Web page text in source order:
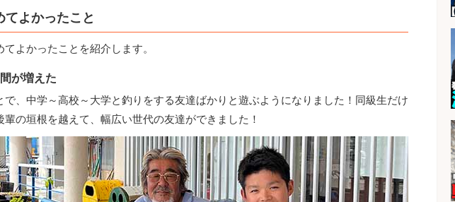
てよかったこと
てよかったことを紹介します。
が増えた
で、中学～高校～大学と釣りをする友達ばかりと遊ぶようになりました！同級生だけ
輩の垣根を越えて、幅広い世代の友達ができました！